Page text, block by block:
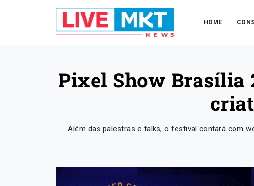
HOME
Pixel Show Brasília
Além das palestras e talks, o festival contará com